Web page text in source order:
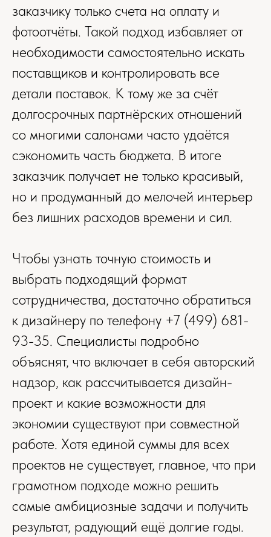
заказчику только счета на оплату и
фотоотчёты. Такой подход избавляет от
необходимости самостоятельно искать
поставщиков и контролировать все
детали поставок. К тому же за счёт
долгосрочных партнёрских отношений
со многими салонами часто удаётся
сэкономить часть бюджета. В итоге
заказчик получает не только красивый,
но и продуманный до мелочей интерьер
без лишних расходов времени и сил.
Чтобы узнать точную стоимость и
выбрать подходящий формат
сотрудничества, достаточно обратиться
к дизайнеру по телефону +7 (499) 681-
93-35. Специалисты подробно
объяснят, что включает в себя авторский
надзор, как рассчитывается дизайн-
проект и какие возможности для
экономии существуют при совместной
работе. Хотя единой суммы для всех
проектов не существует, главное, что при
грамотном подходе можно решить
самые амбициозные задачи и получить
результат, радующий ещё долгие годы.
Фото реализованного интерьера квартиры 90 м
по проекту нашей студии в
+7
Прикрепить файл
Вы можете прикрепить до 10 файлов в любом
формате (документы, изображения, видео, архивы)